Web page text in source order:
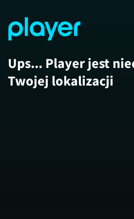
Ups... Player jest
Twojej lokalizacji